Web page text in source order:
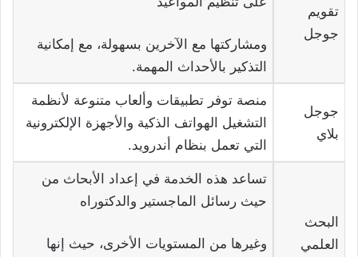
تقويم
جوجل
ومشاركتها مع الآخرين بسهولة، مع إمكانية
التذكير بالأحداث المهمة.
جوجل
بلاي
منصة توفر تطبيقات وألعاب متنوعة لأنظمة
التشغيل الهواتف الذكية والأجهزة الإلكترونية
التي تعمل بنظام أندرويد.
البحث
العلمي
تساعد هذه الخدمة في إعداد الأبحاث من
حيث رسائل الماجستير والدكتوراه
وغيرها من المستويات الأخرى، حيث إنها